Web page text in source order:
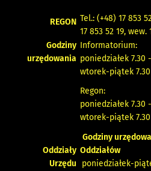
REGON Tel.: (+48) 17 853
17 853 52 19, wew.
Godziny
urzędowania
Informatorium:
poniedziałek 7.30
wtorek-piątek
Regon:
poniedziałek 7.30
wtorek-piątek
Oddziały
Urzędu
Godziny
Oddziałów
poniedziałek-